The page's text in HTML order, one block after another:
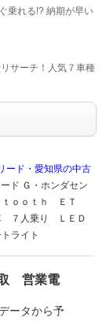
乗れる!? 納期が早い
サーチ！人気７車種
ード・愛知県の中古
ド Ｇ・ホンダセン
ｏｏｔｈ ＥＴ
７人乗り ＬＥＤ
ライト
取 営業電
ータから予